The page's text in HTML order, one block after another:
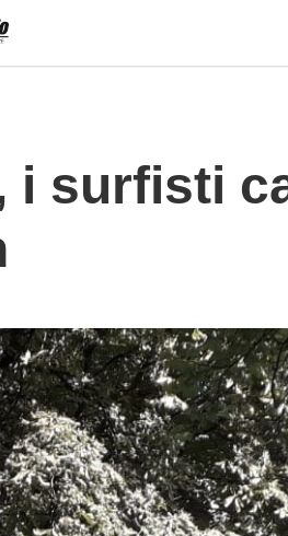
i surfisti